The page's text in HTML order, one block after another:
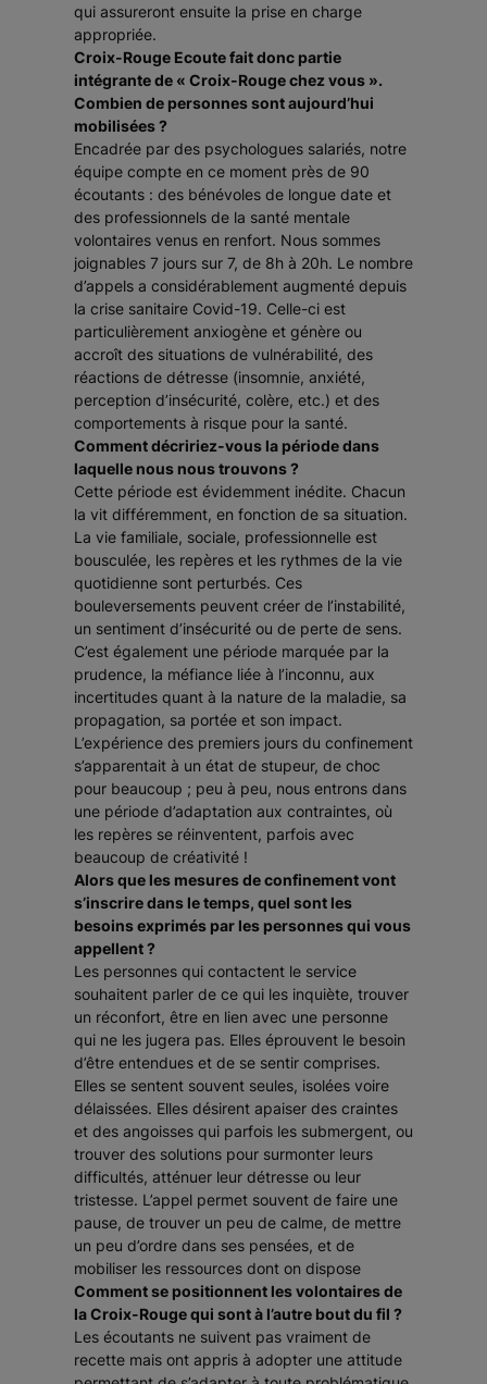
qui assureront ensuite la prise en charge
appropriée.
Croix-Rouge Ecoute fait donc partie
intégrante de « Croix-Rouge chez vous ».
Combien de personnes sont aujourd’hui
mobilisées ?
Encadrée par des psychologues salariés, notre
équipe compte en ce moment près de 90
écoutants : des bénévoles de longue date et
des professionnels de la santé mentale
volontaires venus en renfort. Nous sommes
joignables 7 jours sur 7, de 8h à 20h. Le nombre
d’appels a considérablement augmenté depuis
la crise sanitaire Covid-19. Celle-ci est
particulièrement anxiogène et génère ou
accroît des situations de vulnérabilité, des
réactions de détresse (insomnie, anxiété,
perception d’insécurité, colère, etc.) et des
comportements à risque pour la santé.
Comment décririez-vous la période dans
laquelle nous nous trouvons ?
Cette période est évidemment inédite. Chacun
la vit différemment, en fonction de sa situation.
La vie familiale, sociale, professionnelle est
bousculée, les repères et les rythmes de la vie
quotidienne sont perturbés. Ces
bouleversements peuvent créer de l’instabilité,
un sentiment d’insécurité ou de perte de sens.
C’est également une période marquée par la
prudence, la méfiance liée à l’inconnu, aux
incertitudes quant à la nature de la maladie, sa
propagation, sa portée et son impact.
L’expérience des premiers jours du confinement
s’apparentait à un état de stupeur, de choc
pour beaucoup ; peu à peu, nous entrons dans
une période d’adaptation aux contraintes, où
les repères se réinventent, parfois avec
beaucoup de créativité !
Alors que les mesures de confinement vont
s’inscrire dans le temps, quel sont les
besoins exprimés par les personnes qui vous
appellent ?
Les personnes qui contactent le service
souhaitent parler de ce qui les inquiète, trouver
un réconfort, être en lien avec une personne
qui ne les jugera pas. Elles éprouvent le besoin
d’être entendues et de se sentir comprises.
Elles se sentent souvent seules, isolées voire
délaissées. Elles désirent apaiser des craintes
et des angoisses qui parfois les submergent, ou
trouver des solutions pour surmonter leurs
difficultés, atténuer leur détresse ou leur
tristesse. L’appel permet souvent de faire une
pause, de trouver un peu de calme, de mettre
un peu d’ordre dans ses pensées, et de
mobiliser les ressources dont on dispose
Comment se positionnent les volontaires de
la Croix-Rouge qui sont à l’autre bout du fil ?
Les écoutants ne suivent pas vraiment de
recette mais ont appris à adopter une attitude